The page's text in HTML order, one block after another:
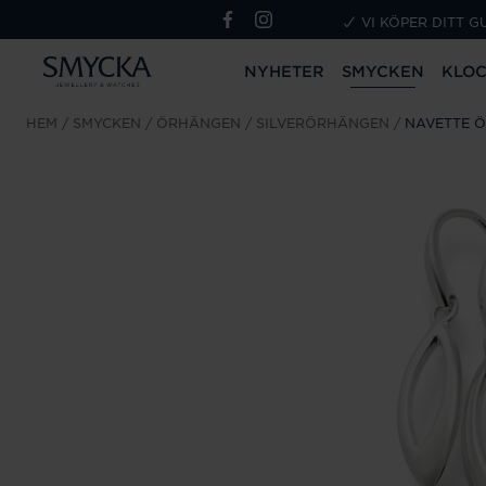
VI KÖPER DITT
NYHETER SMYCKEN
HEM SMYCKEN ÖRHÄNGEN SILVERÖRHÄNGEN NAVETTE